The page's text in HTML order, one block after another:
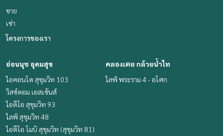
ขาย
เช่า
โครงการของเรา
อ่อนนุช อุดมสุข
ไอคอนโด สุขุมวิท 103
วิสซ์ดอม เอสเซ้นส์
ไอดีโอ สุขุมวิท 93
ไลฟ์ สุขุมวิท 48
ไอดีโอ โมบิ สุขุมวิท (สุขุมวิท 81)
คลองเตย กล้วยน้ำไท
ไลฟ์ พระราม 4 - อโศก